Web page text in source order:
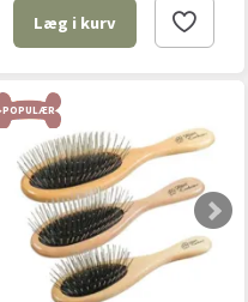
Læg i kurv
POPULÆR